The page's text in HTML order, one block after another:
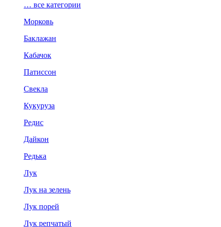
… все категории
Морковь
Баклажан
Кабачок
Патиссон
Свекла
Кукуруза
Редис
Дайкон
Редька
Лук
Лук на зелень
Лук порей
Лук репчатый